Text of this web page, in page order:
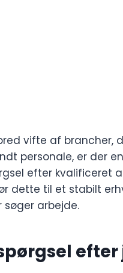
vifte af brancher,
personale, er der
efter kvalificeret
dette til et stabilt
søger arbejde.
efter